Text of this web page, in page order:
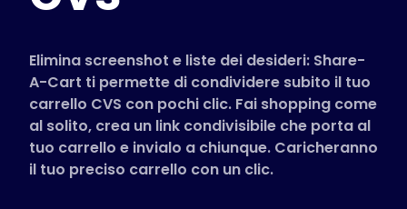
Italiano (Italian)
Elimina screenshot e liste dei desideri: Share-
A-Cart ti permette di condividere subito il tuo
carrello CVS con pochi clic. Fai shopping come
al solito, crea un link condivisibile che porta al
tuo carrello e invialo a chiunque. Caricheranno
il tuo preciso carrello con un clic.